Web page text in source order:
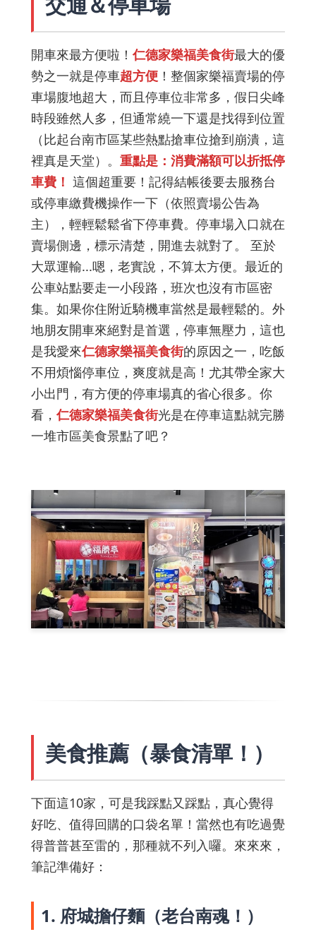
開車來最方便啦！仁德家樂福美食街最大的優
勢之一就是停車超方便 ！整個家樂福賣場的停
車場腹地超大，而且停車位非常多，假日尖峰
時段雖然人多，但通常繞一下還是找得到位置
（比起台南市區某些熱點搶車位搶到崩潰，這
裡真是天堂）。 重點是：消費滿額可以折抵停
車費！ 這個超重要！記得結帳後要去服務台
或停車繳費機操作一下（依照賣場公告為
主），輕輕鬆鬆省下停車費。停車場入口就在
賣場側邊，標示清楚，開進去就對了。 至於
大眾運輸...嗯，老實說，不算太方便。最近的
公車站點要走一小段路，班次也沒有市區密
集。如果你住附近騎機車當然是最輕鬆的。外
地朋友開車來絕對是首選，停車無壓力，這也
是我愛來仁德家樂福美食街的原因之一，吃飯
不用煩惱停車位，爽度就是高！尤其帶全家大
小出門，有方便的停車場真的省心很多。你
看，仁德家樂福美食街光是在停車這點就完勝
一堆市區美食景點了吧？
美食推薦（暴食清單！）
下面這10家，可是我踩點又踩點，真心覺得
好吃、值得回購的口袋名單！當然也有吃過覺
得普普甚至雷的，那種就不列入囉。來來來，
筆記準備好：
1. 府城擔仔麵（老台南魂！）